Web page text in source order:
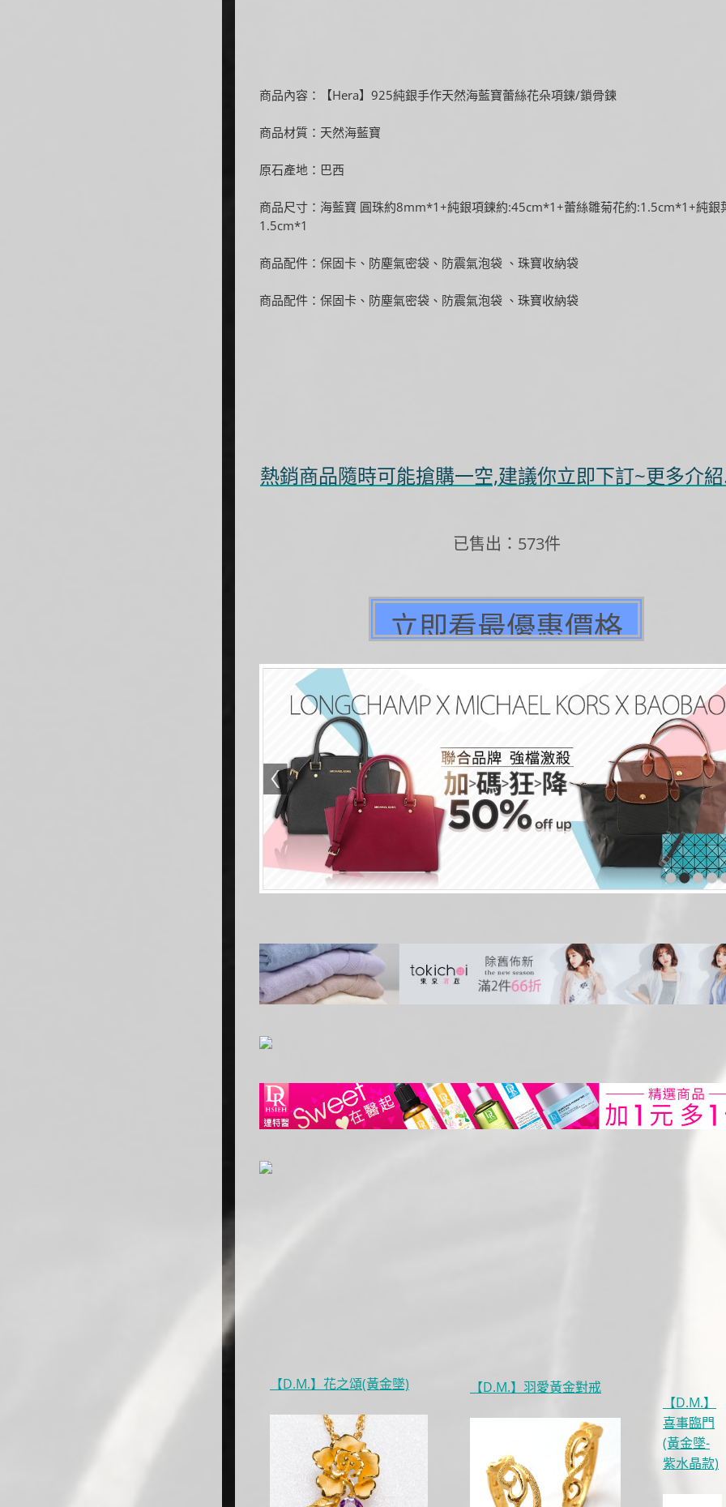
商品內容：【Hera】925純銀手作天然海藍寶蕾絲花朵項鍊/鎖骨鍊
商品材質：天然海藍寶
原石產地：巴西
商品尺寸：海藍寶 圓珠約8mm*1+純銀項鍊約:45cm*1+蕾絲雛菊花約:1.5cm*1+純銀
1.5cm*1
商品配件：保固卡、防塵氣密袋、防震氣泡袋 、珠寶收納袋
商品配件：保固卡、防塵氣密袋、防震氣泡袋 、珠寶收納袋
熱銷商品隨時可能搶購一空,建議你立即下訂~更多介
已售出：573件
【D.M.】花之頌(黃金墜)
【D.M.】羽愛黃金對戒
【D.M.】
喜事臨門
(黃金墜-
紫水晶款)